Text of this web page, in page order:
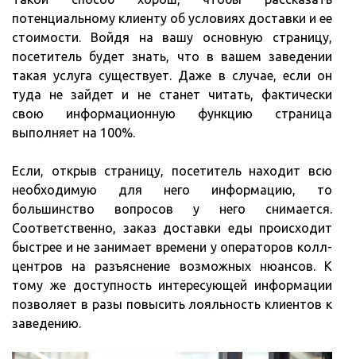
потенциальному клиенту об условиях доставки и ее
стоимости. Войдя на вашу основную страницу,
посетитель будет знать, что в вашем заведении
такая услуга существует. Даже в случае, если он
туда не зайдет и не станет читать, фактически
свою информационную функцию страница
выполняет на 100%.
Если, открыв страницу, посетитель находит всю
необходимую для него информацию, то
большинство вопросов у него снимается.
Соответственно, заказ доставки еды происходит
быстрее и не занимает времени у операторов колл-
центров на разъяснение возможных нюансов. К
тому же доступность интересующей информации
позволяет в разы повысить лояльность клиентов к
заведению.